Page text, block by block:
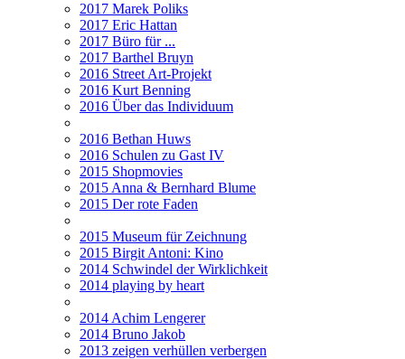
2017 Marek Poliks
2017 Eric Hattan
2017 Büro für ...
2017 Barthel Bruyn
2016 Street Art-Projekt
2016 Kurt Benning
2016 Über das Individuum
2016 Bethan Huws
2016 Schulen zu Gast IV
2015 Shopmovies
2015 Anna & Bernhard Blume
2015 Der rote Faden
2015 Museum für Zeichnung
2015 Birgit Antoni: Kino
2014 Schwindel der Wirklichkeit
2014 playing by heart
2014 Achim Lengerer
2014 Bruno Jakob
2013 zeigen verhüllen verbergen